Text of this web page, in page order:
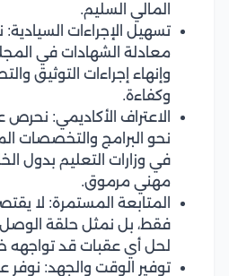
المالي السليم.
تسهيل الإجراءات
معادلة الشهادات في
وإنهاء إجراءات التوثيق
وكفاءة.
الاعتراف الأكاديمي:
نحو البرامج والتخصصات
في وزارات التعليم بدول
مهني مرموق.
المتابعة المستمرة: لا
فقط، بل نمثل حلقة الوصل
لحل أي عقبات قد تواجهه
توفير الوقت والجهد: نوفر